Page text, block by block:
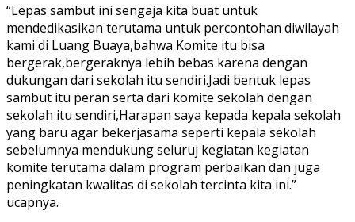
“Lepas sambut ini sengaja kita buat untuk
mendedikasikan terutama untuk percontohan diwilayah
kami di Luang Buaya,bahwa Komite itu bisa
bergerak,bergeraknya lebih bebas karena dengan
dukungan dari sekolah itu sendiri.Jadi bentuk lepas
sambut itu peran serta dari komite sekolah dengan
sekolah itu sendiri,Harapan saya kepada kepala sekolah
yang baru agar bekerjasama seperti kepala sekolah
sebelumnya mendukung seluruj kegiatan kegiatan
komite terutama dalam program perbaikan dan juga
peningkatan kwalitas di sekolah tercinta kita ini.”
ucapnya.